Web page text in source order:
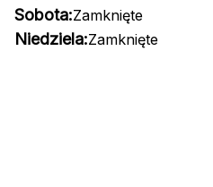
Sobota:Zamknięte
Niedziela:Zamknięte